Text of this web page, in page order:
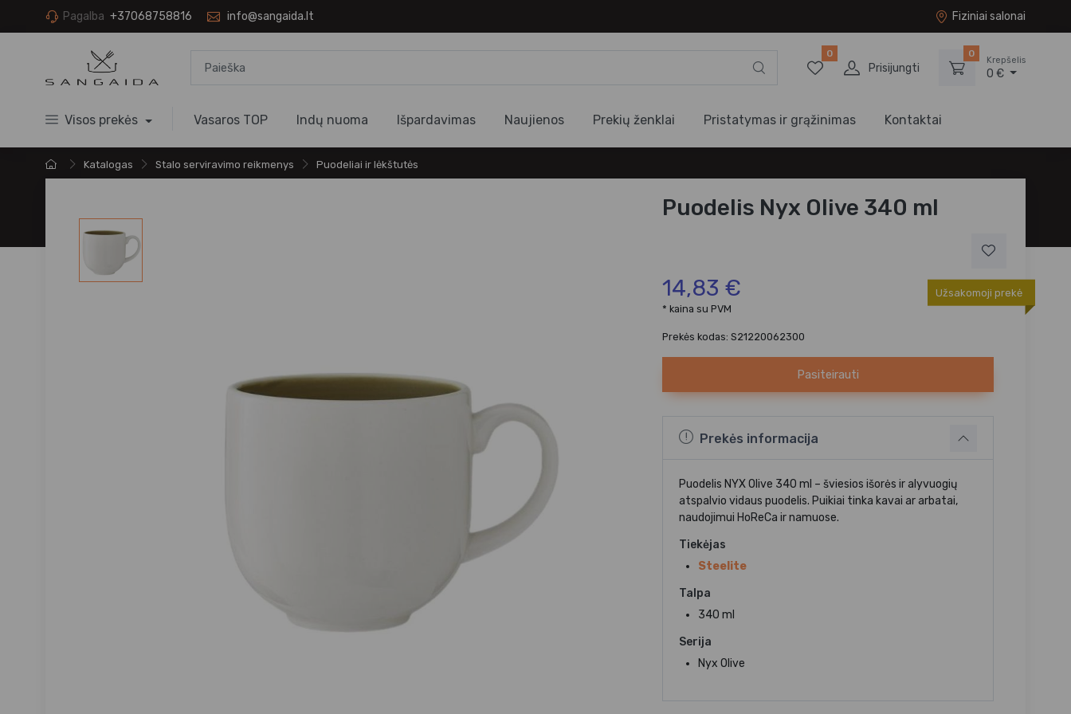
Pagalba +37068758816 info@sangaida.lt Fiziniai salonai
0
Prisijungti
0
Krepšelis
0 €
Visos prekės Vasaros TOP Indų nuoma Išpardavimas Naujienos Prekių ženklai Pristatymas ir grąžinimas Kontaktai
Katalogas Stalo serviravimo reikmenys Puodeliai ir lėkštutės
Puodelis Nyx Olive 340 ml
14,83 €
Užsakomoji prekė
* kaina su PVM
Prekės kodas: S21220062300
Pasiteirauti
Prekės informacija
Puodelis NYX Olive 340 ml – šviesios išorės ir alyvuogių
atspalvio vidaus puodelis. Puikiai tinka kavai ar arbatai,
naudojimui HoReCa ir namuose.
Tiekėjas
Steelite
Talpa
340 ml
Serija
Nyx Olive